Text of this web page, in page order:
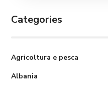
Categories
Agricoltura e pesca
Albania